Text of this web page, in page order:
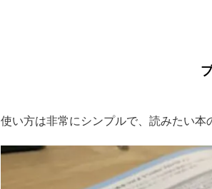
使い方は非常にシンプルで、読みたい本